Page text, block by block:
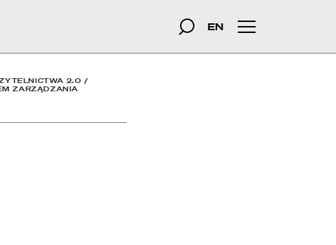
szukana fraza
Szukaj
EN Menu główne
2.0 /
ZARZĄDZANIA